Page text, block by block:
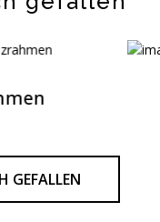
GEFALLEN